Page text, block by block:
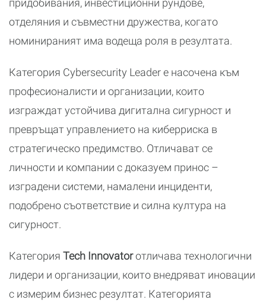
придобивания, инвестиционни рундове,
отделяния и съвместни дружества, когато
номинираният има водеща роля в резултата.
Категория Cybersecurity Leader е насочена към
професионалисти и организации, които
изграждат устойчива дигитална сигурност и
превръщат управлението на киберриска в
стратегическо предимство. Отличават се
личности и компании с доказуем принос –
изградени системи, намалени инциденти,
подобрено съответствие и силна култура на
сигурност.
Категория Tech Innovatorотличава технологични
лидери и организации, които внедряват иновации
с измерим бизнес резултат. Категорията